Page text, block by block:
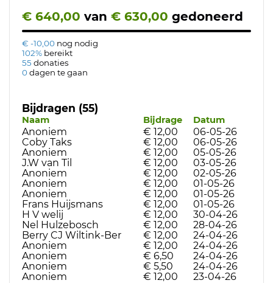
€ 640,00 van € 630,00 gedoneerd
€ -10,00 nog nodig
102% bereikt
55 donaties
0dagen te gaan
Bijdragen (55)
Naam Bijdrage Datum
Anoniem € 12,00
06-05-26
Coby Taks
€ 12,00
06-05-26
Anoniem
€ 12,00
05-05-26
J.W van Til
€ 12,00
03-05-26
Anoniem
€ 12,00
02-05-26
Anoniem
€ 12,00
01-05-26
Anoniem
€ 12,00
01-05-26
Frans Huijsmans
€ 12,00
01-05-26
H V welij
€ 12,00
30-04-26
Nel Hulzebosch
€ 12,00
28-04-26
Berry CJ Wiltink-Ber
€ 12,00
24-04-26
Anoniem
€ 12,00
24-04-26
Anoniem
€ 6,50
24-04-26
Anoniem
€ 5,50
24-04-26
Anoniem
€ 12,00 23-04-26